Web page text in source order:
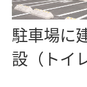
駐車場に
設（トイ